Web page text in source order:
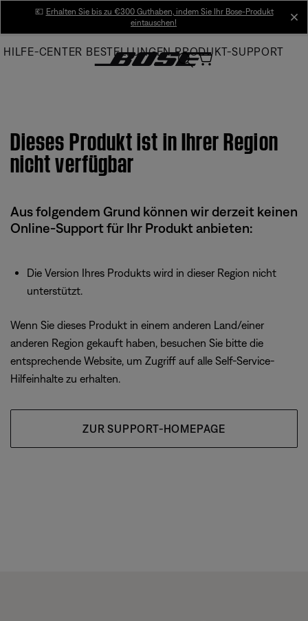
Main
💶 Erhalten Sie bis zu €300 Guthaben, indem Sie Ihr Bose-Produkt
eintauschen!
HILFE-CENTER BESTELLUNGEN PRODUKT-SUPPORT
Dieses Produkt ist in Ihrer Region
nicht verfügbar
Aus folgendem Grund können wir derzeit keinen
Online-Support für Ihr Produkt anbieten:
Die Version Ihres Produkts wird in dieser Region nicht
unterstützt.
Wenn Sie dieses Produkt in einem anderen Land/einer
anderen Region gekauft haben, besuchen Sie bitte die
entsprechende Website, um Zugriff auf alle Self-Service-
Hilfeinhalte zu erhalten.
ZUR SUPPORT-HOMEPAGE